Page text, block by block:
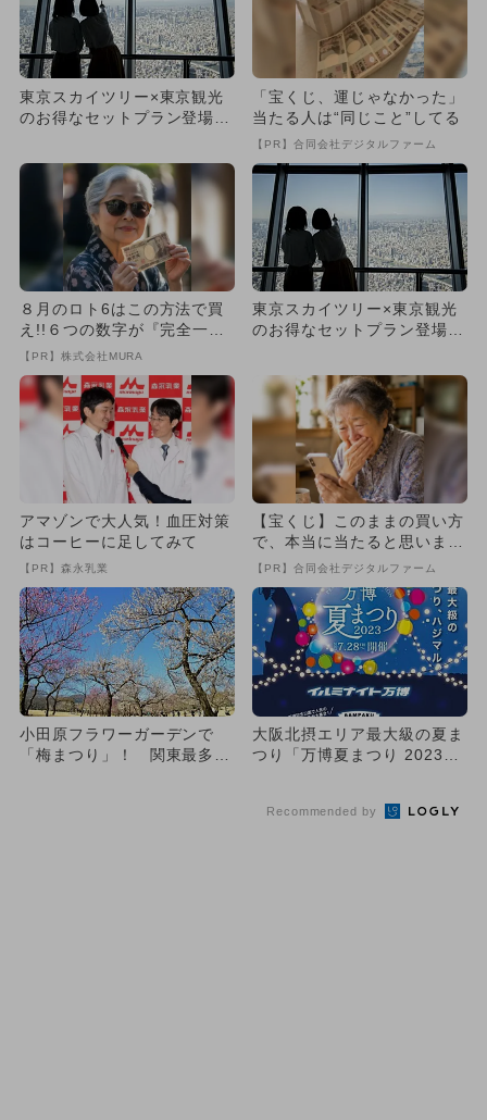
東京スカイツリー×東京観光
のお得なセットプラン登場
「宝くじ、運じゃなかった」
当たる人は“同じこと”してる
【PR】合同会社デジタルファーム
８月のロト6はこの方法で買
え!!６つの数字が『完全一
致』する方法
【PR】株式会社MURA
東京スカイツリー×東京観光
のお得なセットプラン登場
アマゾンで大人気！血圧対策
はコーヒーに足してみて
【PR】森永乳業
【宝くじ】このままの買い方
で、本当に当たると思います
か
【PR】合同会社デジタルファーム
小田原フラワーガーデンで
「梅まつり」！ 関東最多
大阪北摂エリア最大級の夏ま
つり「万博夏まつり 2023」
Recommended by